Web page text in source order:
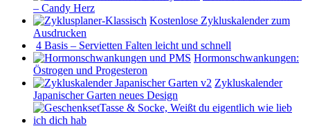
– Candy Herz
Kostenlose Zykluskalender zum
Ausdrucken
4 Basis – Servietten Falten leicht und schnell
Hormonschwankungen:
Östrogen und Progesteron
Zykluskalender
Japanischer Garten neues Design